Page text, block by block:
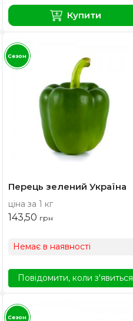
Купити
Перець зелений Україна
ціна за 1 кг
143,50 грн
Немає в наявності
Повідомити, коли з'явиться
Сезон
Сезон